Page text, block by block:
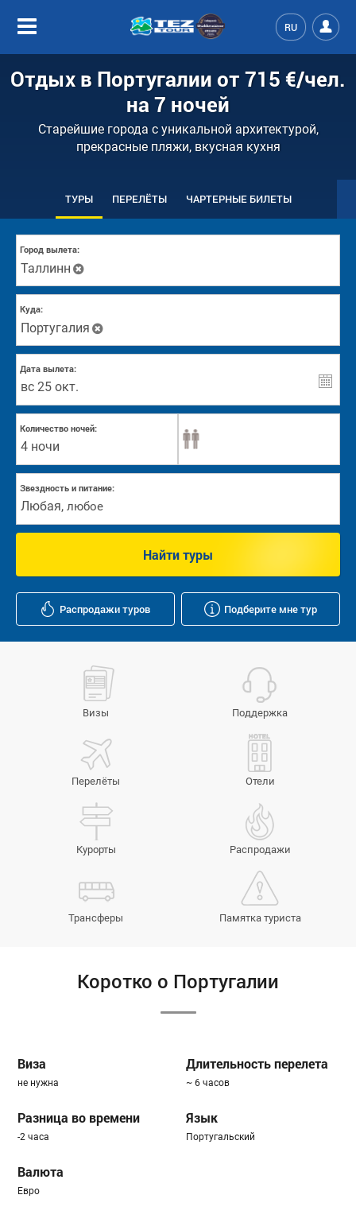
RU
Отдых в Португалии от715 €/чел.
на 7 ночей
Cтарейшие города с уникальной архитектурой,
прекрасные пляжи, вкусная кухня
ТУРЫ ПЕРЕЛЁТЫ ЧАРТЕРНЫЕ БИЛЕТЫ
Город вылета:
Таллинн
Куда:
Португалия
Дата вылета:
Количество ночей:
4 ночи
Звездность и питание:
Любая, любое
Найти туры
Распродажи туров Подберите мне тур
Визы Поддержка
Перелёты Отели
Курорты Распродажи
Трансферы Памятка туриста
Коротко о Португалии
Виза
не нужна
Длительность перелета
~ 6 часов
Разница во времени
-2 часа
Язык
Португальский
Валюта
Евро